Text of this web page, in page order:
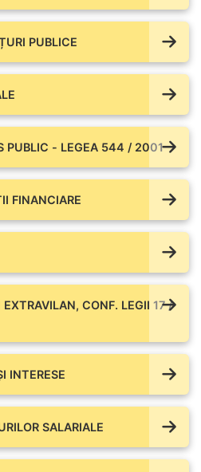
PUBLICE
PUBLIC - LEGEA 544 / 2001
FINANCIARE
CONF. LEGII 17 /
INTERESE
SALARIALE